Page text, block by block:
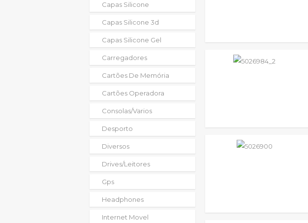
Capas Silicone
Capas Silicone 3d
Capas Silicone Gel
Carregadores
Cartões De Memória
Cartões Operadora
Consolas/varios
Desporto
Diversos
Drives/leitores
Gps
Headphones
Internet Movel